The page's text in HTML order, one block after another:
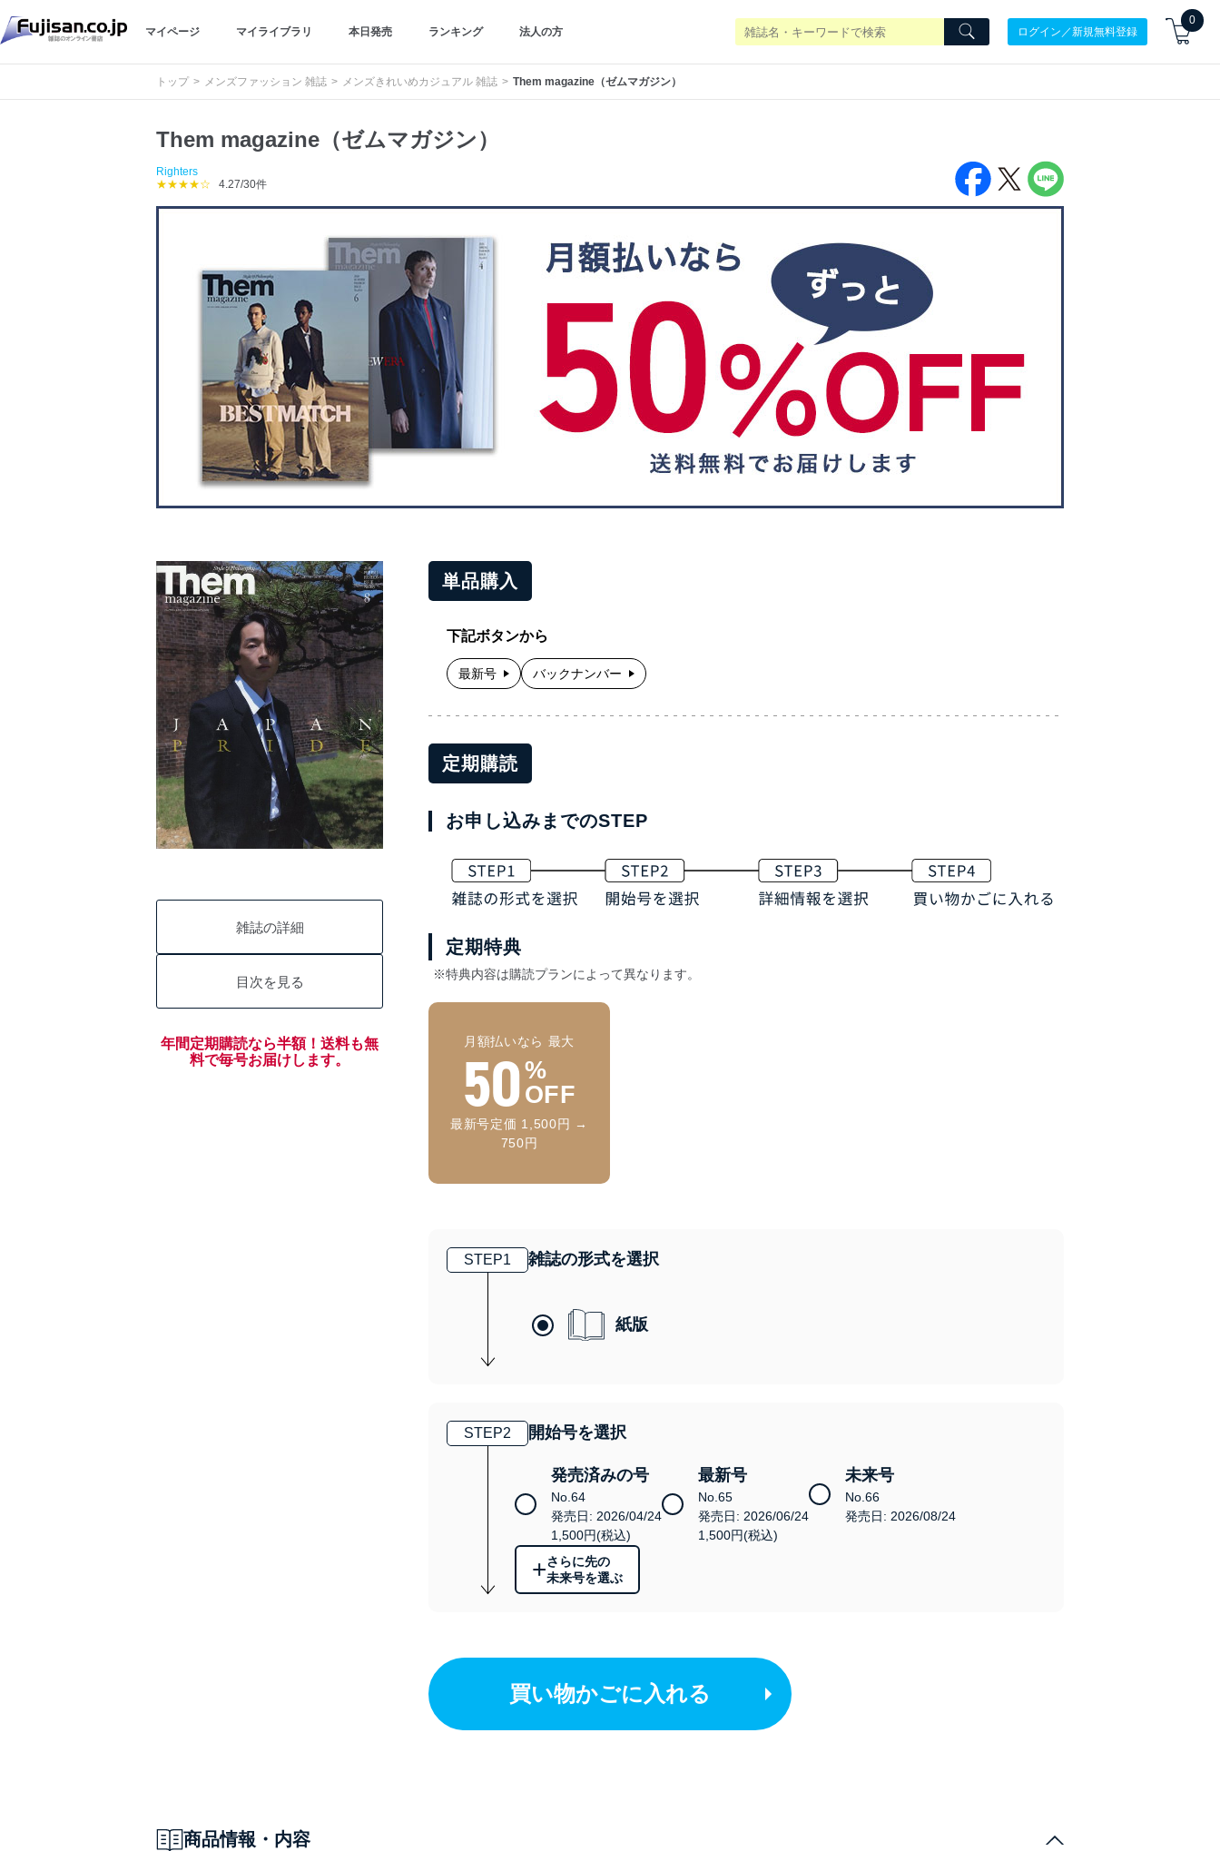
マイページ マイライブラリ 本日発売 ランキング 法人の方 ログイン／新規無料登録
0
トップ メンズファッション 雑誌 メンズきれいめカジュアル 雑誌 Them magazine（ゼムマガジン）
Them magazine（ゼムマガジン）
Righters
★★★★☆
4.27/30件
雑誌の詳細
目次を見る
年間定期購読なら半額！送料も無
料で毎号お届けします。
単品購入
下記ボタンから
最新号 バックナンバー
定期購読
お申し込みまでのSTEP
定期特典
※特典内容は購読プランによって異なります。
月額払いなら 最大
50%
OFF
最新号定価 1,500円 →
750円
STEP1 雑誌の形式を選択
紙版
STEP2 開始号を選択
発売済みの号
No.64
発売日: 2026/04/24
1,500円(税込)
最新号
No.65
発売日: 2026/06/24
1,500円(税込)
未来号
No.66
発売日: 2026/08/24
+さらに先の
未来号を選ぶ
買い物かごに入れる
商品情報・内容